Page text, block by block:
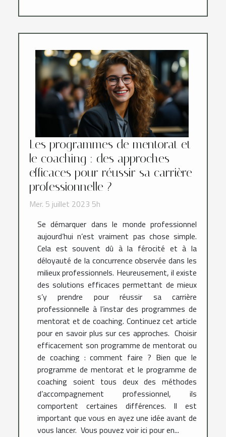
Les programmes de mentorat et
le coaching : des approches
efficaces pour réussir sa carrière
professionnelle ?
Mer. 5 juillet 2023 5h
Se démarquer dans le monde professionnel
aujourd’hui n’est vraiment pas chose simple.
Cela est souvent dû à la férocité et à la
déloyauté de la concurrence observée dans les
milieux professionnels. Heureusement, il existe
des solutions efficaces permettant de mieux
s’y prendre pour réussir sa carrière
professionnelle à l’instar des programmes de
mentorat et de coaching. Continuez cet article
pour en savoir plus sur ces approches. Choisir
efficacement son programme de mentorat ou
de coaching : comment faire ? Bien que le
programme de mentorat et le programme de
coaching soient tous deux des méthodes
d’accompagnement professionnel, ils
comportent certaines différences. Il est
important que vous en ayez une idée avant de
vous lancer. Vous pouvez voir ici pour en...